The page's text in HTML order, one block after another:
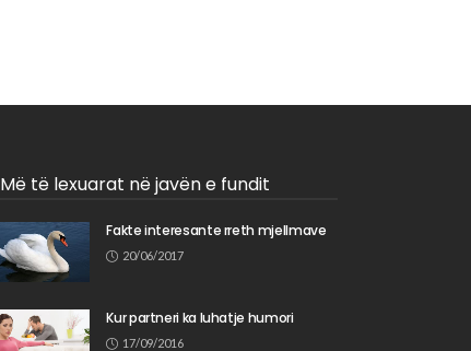
Më të lexuarat në javën e fundit
Fakte interesante rreth mjellmave
20/06/2017
Kur partneri ka luhatje humori
17/09/2016